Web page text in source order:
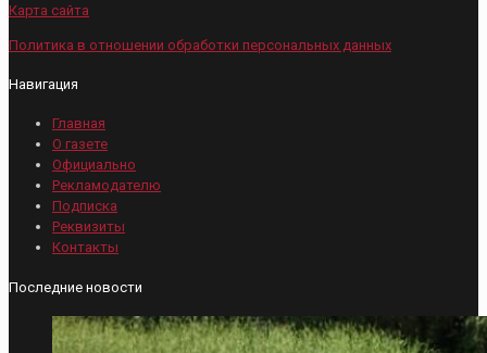
Карта сайта
Политика в отношении обработки персональных данных
Навигация
Главная
О газете
Официально
Рекламодателю
Подписка
Реквизиты
Контакты
Последние новости